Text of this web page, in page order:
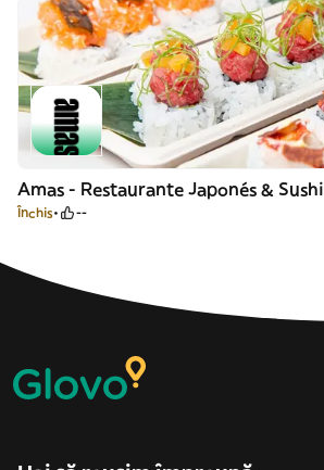
Amas - Restaurante Japonés & Sushi
Închis --